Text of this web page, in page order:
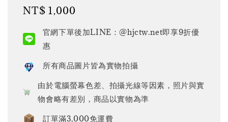
Regular
NT$ 1,000
官網下單後加LINE：@hjctw.net即享9折優
惠
所有商品圖片皆為實物拍攝
由於電腦螢幕色差、拍攝光線等因素，照片與實
物會略有差別，商品以實物為準
訂單滿3,000免運費